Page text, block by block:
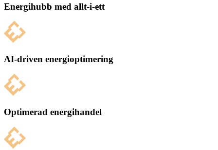
Energihubb med allt-i-ett
AI-driven energioptimering
Optimerad energihandel